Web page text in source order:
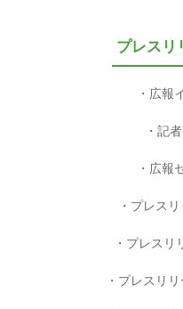
プレスリ
広報
記
広報
プレス
プレスリ
プレスリ